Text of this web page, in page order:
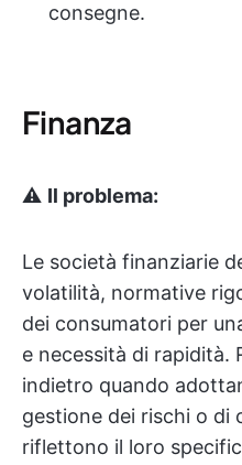
consegne.
Finanza
⚠️ Il problema:
Le società finanziarie
volatilità, normative
dei consumatori per
e necessità di rapidità.
indietro quando
gestione dei rischi o di
riflettono il loro